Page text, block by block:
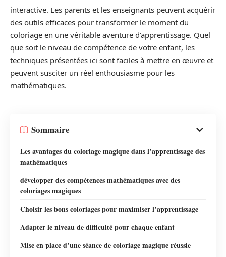
interactive. Les parents et les enseignants peuvent acquérir
des outils efficaces pour transformer le moment du
coloriage en une véritable aventure d’apprentissage. Quel
que soit le niveau de compétence de votre enfant, les
techniques présentées ici sont faciles à mettre en œuvre et
peuvent susciter un réel enthousiasme pour les
mathématiques.
Sommaire
Les avantages du coloriage magique dans l’apprentissage des
mathématiques
développer des compétences mathématiques avec des
coloriages magiques
Choisir les bons coloriages pour maximiser l’apprentissage
Adapter le niveau de difficulté pour chaque enfant
Mise en place d’une séance de coloriage magique réussie